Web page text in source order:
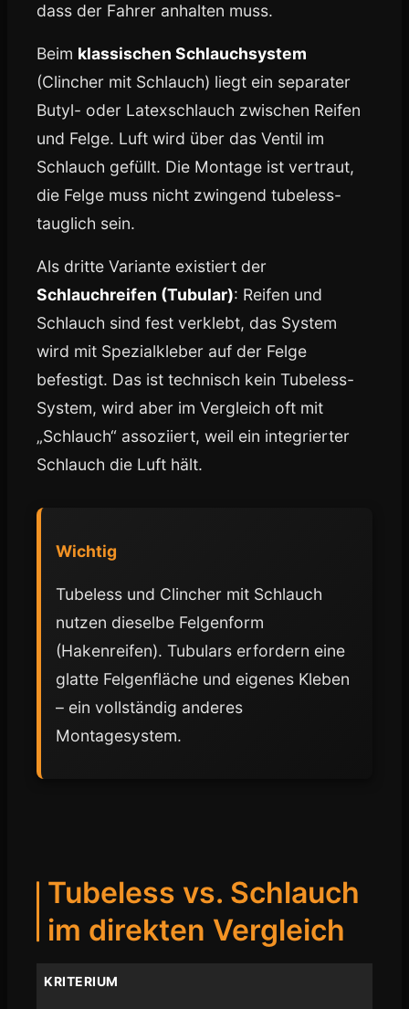
dass der Fahrer anhalten muss.
Beim klassischen Schlauchsystem
(Clincher mit Schlauch) liegt ein separater
Butyl- oder Latexschlauch zwischen Reifen
und Felge. Luft wird über das Ventil im
Schlauch gefüllt. Die Montage ist vertraut,
die Felge muss nicht zwingend tubeless-
tauglich sein.
Als dritte Variante existiert der
Schlauchreifen (Tubular): Reifen und
Schlauch sind fest verklebt, das System
wird mit Spezialkleber auf der Felge
befestigt. Das ist technisch kein Tubeless-
System, wird aber im Vergleich oft mit
„Schlauch“ assoziiert, weil ein integrierter
Schlauch die Luft hält.
Wichtig
Tubeless und Clincher mit Schlauch
nutzen dieselbe Felgenform
(Hakenreifen). Tubulars erfordern eine
glatte Felgenfläche und eigenes Kleben
– ein vollständig anderes
Montagesystem.
Tubeless vs. Schlauch
im direkten Vergleich
KRITERIUM